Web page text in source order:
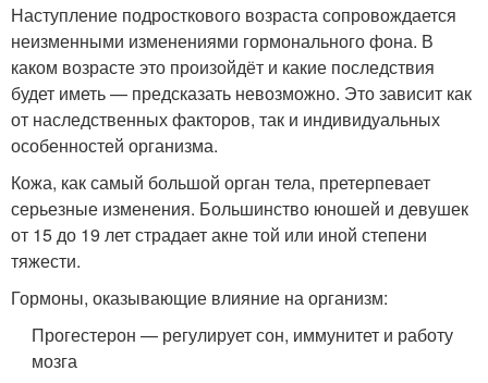
Наступление подросткового возраста сопровождается
неизменными изменениями гормонального фона. В
каком возрасте это произойдёт и какие последствия
будет иметь — предсказать невозможно. Это зависит как
от наследственных факторов, так и индивидуальных
особенностей организма.
Кожа, как самый большой орган тела, претерпевает
серьезные изменения. Большинство юношей и девушек
от 15 до 19 лет страдает акне той или иной степени
тяжести.
Гормоны, оказывающие влияние на организм:
Прогестерон — регулирует сон, иммунитет и работу
мозга